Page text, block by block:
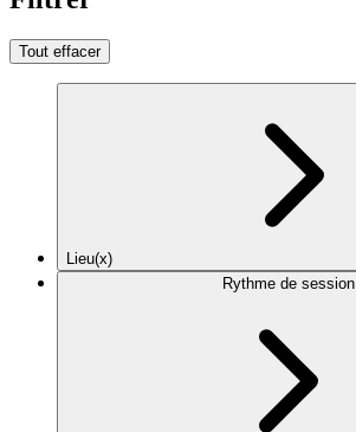
Tout effacer
Lieu(x)
Rythme de session